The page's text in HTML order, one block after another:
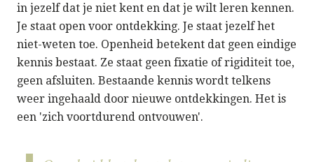
in jezelf dat je niet kent en dat je wilt leren kennen.
Je staat open voor ontdekking. Je staat jezelf het
niet-weten toe. Openheid betekent dat geen eindige
kennis bestaat. Ze staat geen fixatie of rigiditeit toe,
geen afsluiten. Bestaande kennis wordt telkens
weer ingehaald door nieuwe ontdekkingen. Het is
een 'zich voortdurend ontvouwen'.